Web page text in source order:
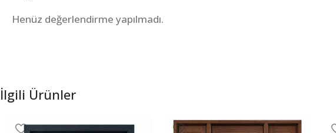
Henüz değerlendirme yapılmadı.
İlgili Ürünler